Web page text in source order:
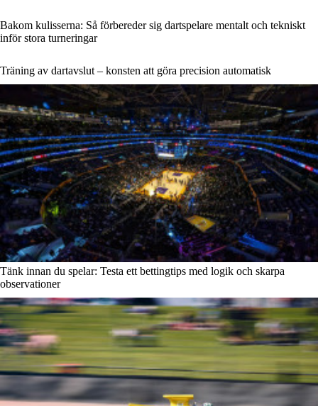
Bakom kulisserna: Så förbereder sig dartspelare mentalt och tekniskt
inför stora turneringar
Träning av dartavslut – konsten att göra precision automatisk
Tänk innan du spelar: Testa ett bettingtips med logik och skarpa
observationer